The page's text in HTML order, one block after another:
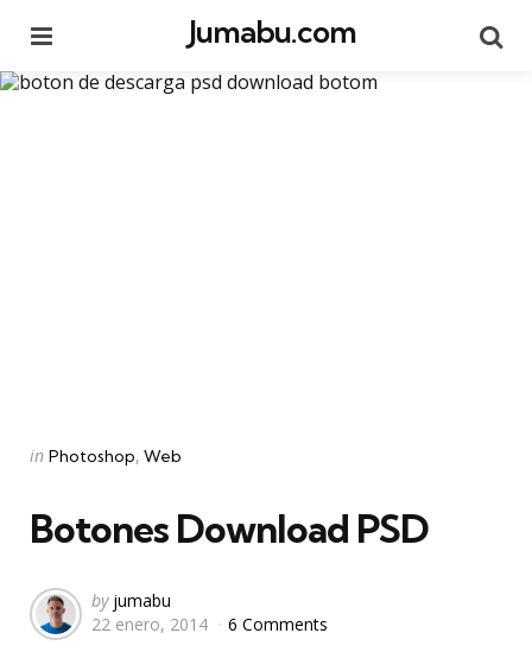
Jumabu.com
Categories
Posted
in Photoshop Web
Botones Download PSD
Posted
by
by jumabu
22 enero, 2014
6 Comments